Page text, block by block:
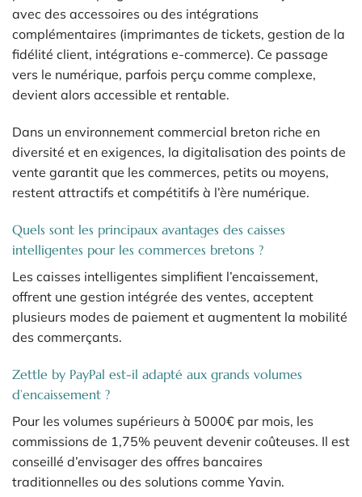
avec des accessoires ou des intégrations
complémentaires (imprimantes de tickets, gestion de la
fidélité client, intégrations e-commerce). Ce passage
vers le numérique, parfois perçu comme complexe,
devient alors accessible et rentable.
Dans un environnement commercial breton riche en
diversité et en exigences, la digitalisation des points de
vente garantit que les commerces, petits ou moyens,
restent attractifs et compétitifs à l’ère numérique.
Quels sont les principaux avantages des caisses
intelligentes pour les commerces bretons ?
Les caisses intelligentes simplifient l’encaissement,
offrent une gestion intégrée des ventes, acceptent
plusieurs modes de paiement et augmentent la mobilité
des commerçants.
Zettle by PayPal est-il adapté aux grands volumes
d’encaissement ?
Pour les volumes supérieurs à 5000€ par mois, les
commissions de 1,75% peuvent devenir coûteuses. Il est
conseillé d’envisager des offres bancaires
traditionnelles ou des solutions comme Yavin.